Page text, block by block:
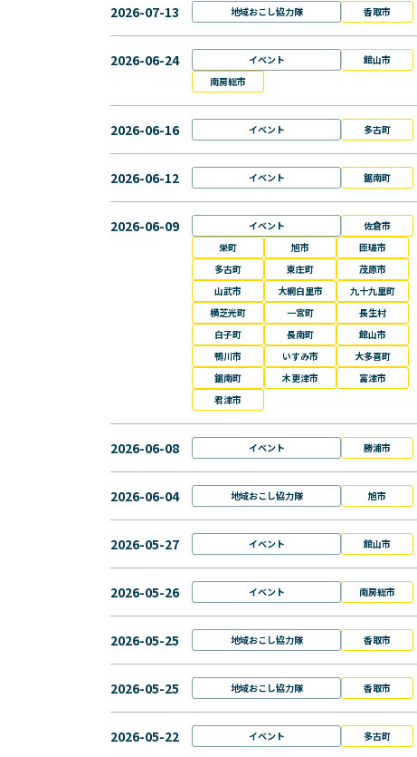
2026-07-13 地域おこし協力隊 香取市
2026-06-24 イベント
館山市
南房総市
2026-06-16 イベント 多古町
2026-06-12 イベント 鋸南町
2026-06-09 イベント
佐倉市
栄町
旭市
匝瑳市
多古町
東庄町
茂原市
山武市
大網白里市
九十九里町
横芝光町
一宮町
長生村
白子町
長南町
館山市
鴨川市
いすみ市
大多喜町
鋸南町
木更津市
富津市
君津市
2026-06-08 イベント 勝浦市
2026-06-04 地域おこし協力隊 旭市
2026-05-27 イベント 館山市
2026-05-26 イベント 南房総市
2026-05-25 地域おこし協力隊 香取市
2026-05-25 地域おこし協力隊 香取市
2026-05-22 イベント 多古町